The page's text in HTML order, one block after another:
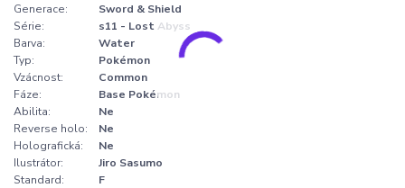
Generace:
Sword & Shield
Série:
s11 - Lost Abyss
Barva:
Water
Typ:
Pokémon
Vzácnost:
Common
Fáze:
Base Pokémon
Abilita:
Ne
Reverse holo:
Ne
Holografická:
Ne
Ilustrátor:
Jiro Sasumo
Standard:
F